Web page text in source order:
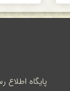
پایگاه